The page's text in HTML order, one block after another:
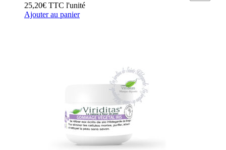
25,20€ TTC l'unité
Ajouter au panier